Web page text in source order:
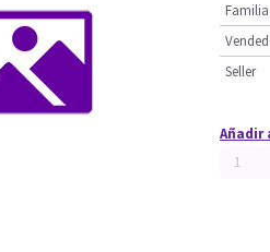
Seller
Añadir